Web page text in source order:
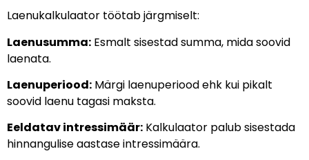
Laenukalkulaator töötab järgmiselt:
Laenusumma: Esmalt sisestad summa, mida soovid
laenata.
Laenuperiood: Märgi laenuperiood ehk kui pikalt
soovid laenu tagasi maksta.
Eeldatav intressimäär: Kalkulaator palub sisestada
hinnangulise aastase intressimäära.